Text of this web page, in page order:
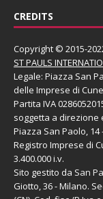
CREDITS
Copyright © 2015-
ST PAULS
Legale: Piazza San
delle Imprese di
Partita IVA
soggetta a direzione
Piazza San Paolo, 14
Registro Imprese di
3.400.000 i.v.
Sito gestito da San
Giotto, 36 - Milano.